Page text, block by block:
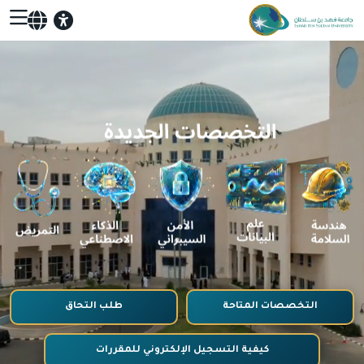
التخصصات المتاحة طلب التحاق
كيفية التسجيل الإلكتروني للمقررات